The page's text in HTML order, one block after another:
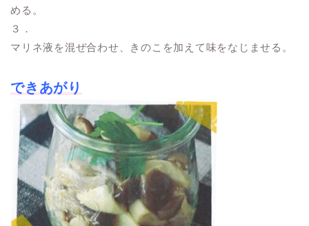
める。
３．
マリネ液を混ぜ合わせ、きのこを加えて味をなじませる。
できあがり